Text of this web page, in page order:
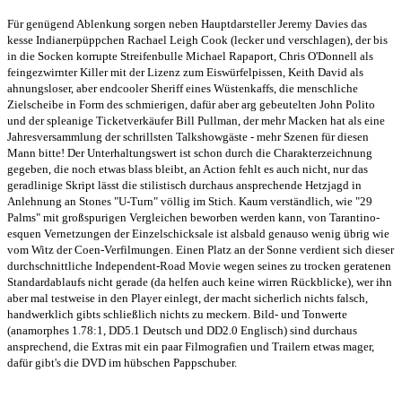
Für genügend Ablenkung sorgen neben Hauptdarsteller Jeremy Davies das
kesse Indianerpüppchen Rachael Leigh Cook (lecker und verschlagen), der bis
in die Socken korrupte Streifenbulle Michael Rapaport, Chris O'Donnell als
feingezwirnter Killer mit der Lizenz zum Eiswürfelpissen, Keith David als
ahnungsloser, aber endcooler Sheriff eines Wüstenkaffs, die menschliche
Zielscheibe in Form des schmierigen, dafür aber arg gebeutelten John Polito
und der spleanige Ticketverkäufer Bill Pullman, der mehr Macken hat als eine
Jahresversammlung der schrillsten Talkshowgäste - mehr Szenen für diesen
Mann bitte! Der Unterhaltungswert ist schon durch die Charakterzeichnung
gegeben, die noch etwas blass bleibt, an Action fehlt es auch nicht, nur das
geradlinige Skript lässt die stilistisch durchaus ansprechende Hetzjagd in
Anlehnung an Stones "U-Turn" völlig im Stich. Kaum verständlich, wie "29
Palms" mit großspurigen Vergleichen beworben werden kann, von Tarantino-
esquen Vernetzungen der Einzelschicksale ist alsbald genauso wenig übrig wie
vom Witz der Coen-Verfilmungen. Einen Platz an der Sonne verdient sich dieser
durchschnittliche Independent-Road Movie wegen seines zu trocken geratenen
Standardablaufs nicht gerade (da helfen auch keine wirren Rückblicke), wer ihn
aber mal testweise in den Player einlegt, der macht sicherlich nichts falsch,
handwerklich gibts schließlich nichts zu meckern. Bild- und Tonwerte
(anamorphes 1.78:1, DD5.1 Deutsch und DD2.0 Englisch) sind durchaus
ansprechend, die Extras mit ein paar Filmografien und Trailern etwas mager,
dafür gibt's die DVD im hübschen Pappschuber.